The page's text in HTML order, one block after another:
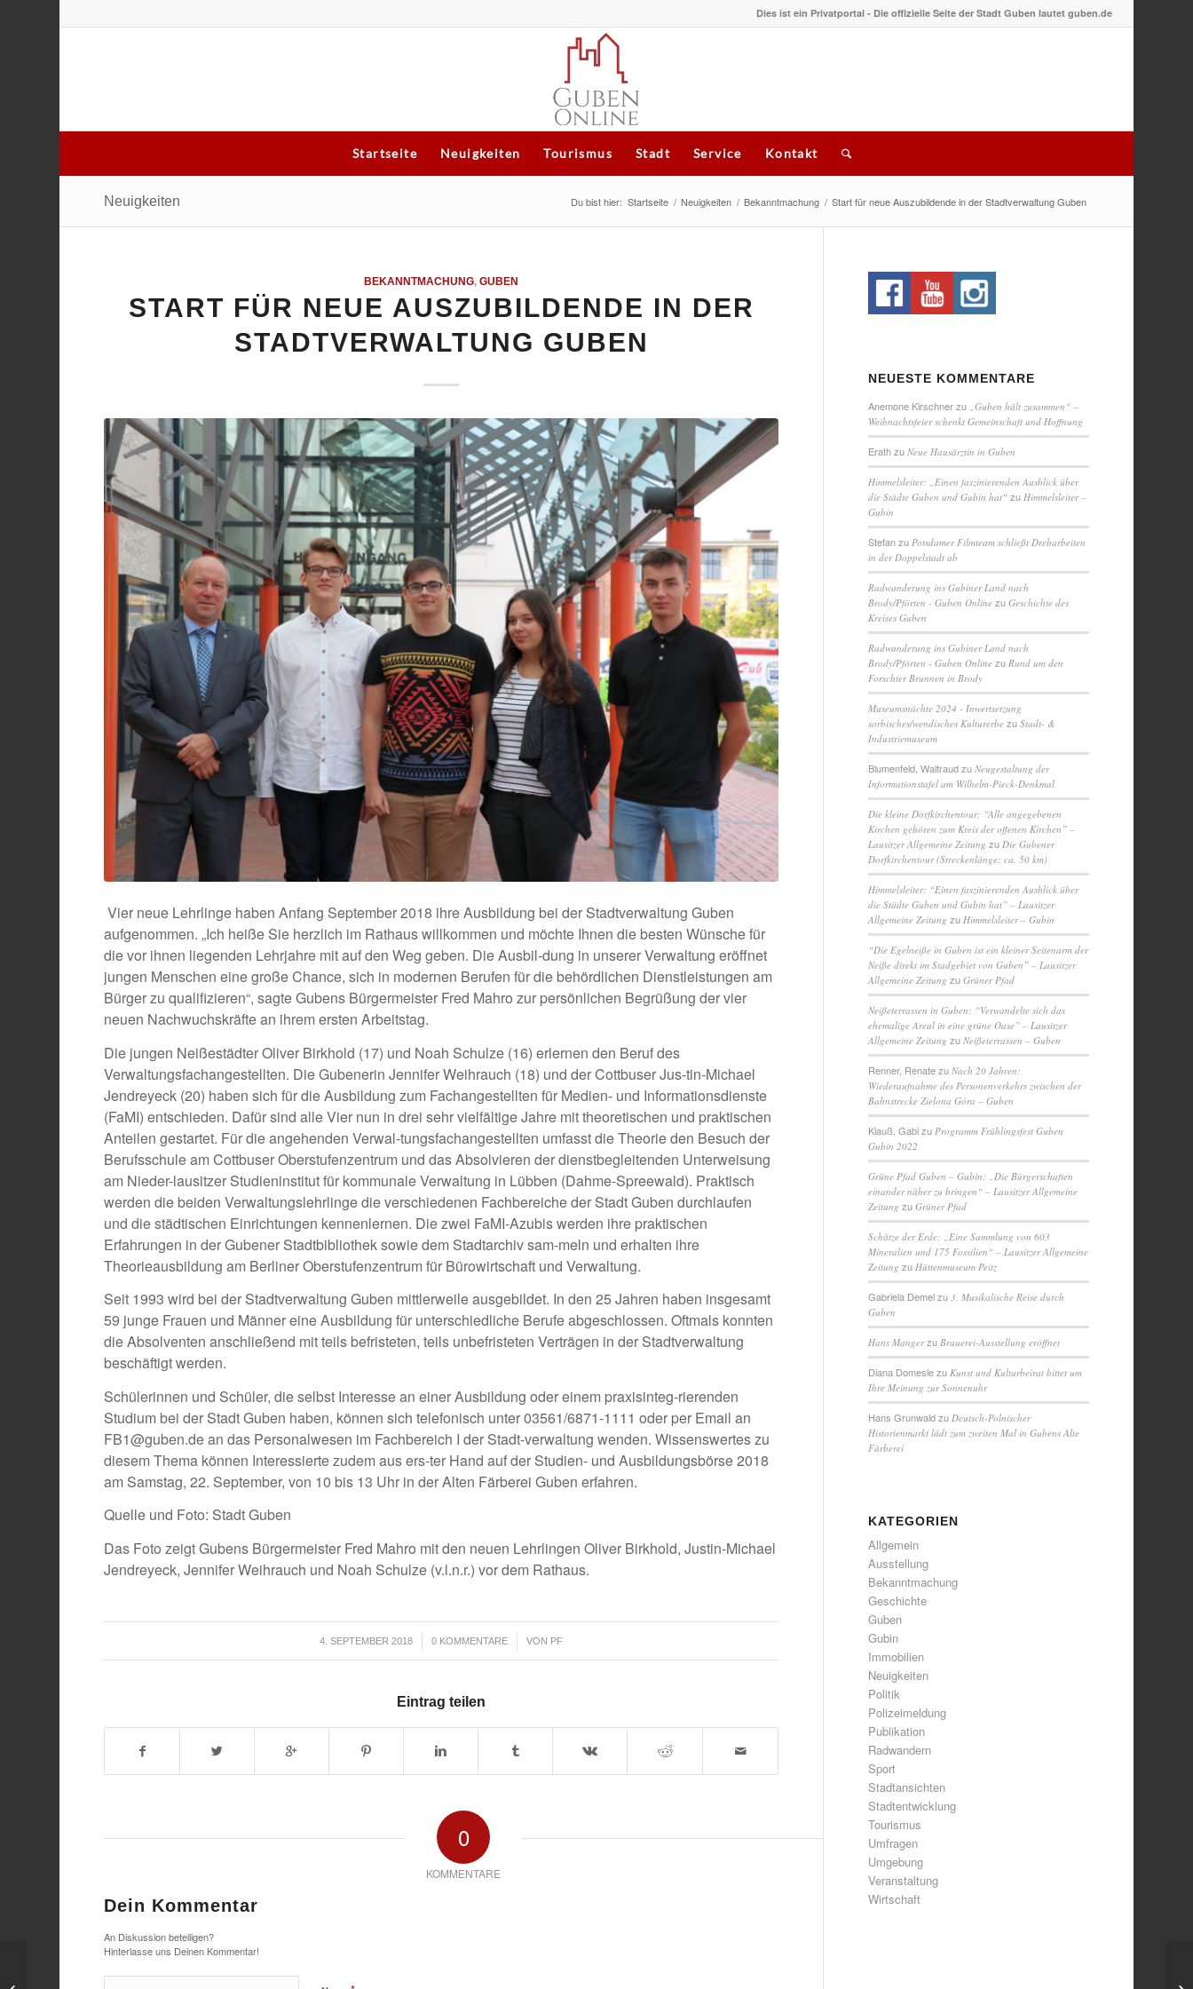
Dies ist ein Privatportal - Die offizielle Seite der Stadt Guben lautet guben.de
Startseite Neuigkeiten Tourismus Stadt Service Kontakt
Neuigkeiten Du bist hier: Startseite / Neuigkeiten / Bekanntmachung / Start für neue Auszubildende in der Stadtverwaltung Guben
BEKANNTMACHUNG,GUBEN
START FÜR NEUE AUSZUBILDENDE IN DER
STADTVERWALTUNG GUBEN
Vier neue Lehrlinge haben Anfang September 2018 ihre Ausbildung bei der Stadtverwaltung Guben
aufgenommen. „Ich heiße Sie herzlich im Rathaus willkommen und möchte Ihnen die besten Wünsche für
die vor ihnen liegenden Lehrjahre mit auf den Weg geben. Die Ausbil-dung in unserer Verwaltung eröffnet
jungen Menschen eine große Chance, sich in modernen Berufen für die behördlichen Dienstleistungen am
Bürger zu qualifizieren“, sagte Gubens Bürgermeister Fred Mahro zur persönlichen Begrüßung der vier
neuen Nachwuchskräfte an ihrem ersten Arbeitstag.
Die jungen Neißestädter Oliver Birkhold (17) und Noah Schulze (16) erlernen den Beruf des
Verwaltungsfachangestellten. Die Gubenerin Jennifer Weihrauch (18) und der Cottbuser Jus-tin-Michael
Jendreyeck (20) haben sich für die Ausbildung zum Fachangestellten für Medien- und Informationsdienste
(FaMI) entschieden. Dafür sind alle Vier nun in drei sehr vielfältige Jahre mit theoretischen und praktischen
Anteilen gestartet. Für die angehenden Verwal-tungsfachangestellten umfasst die Theorie den Besuch der
Berufsschule am Cottbuser Oberstufenzentrum und das Absolvieren der dienstbegleitenden Unterweisung
am Nieder-lausitzer Studieninstitut für kommunale Verwaltung in Lübben (Dahme-Spreewald). Praktisch
werden die beiden Verwaltungslehrlinge die verschiedenen Fachbereiche der Stadt Guben durchlaufen
und die städtischen Einrichtungen kennenlernen. Die zwei FaMI-Azubis werden ihre praktischen
Erfahrungen in der Gubener Stadtbibliothek sowie dem Stadtarchiv sam-meln und erhalten ihre
Theorieausbildung am Berliner Oberstufenzentrum für Bürowirtschaft und Verwaltung.
Seit 1993 wird bei der Stadtverwaltung Guben mittlerweile ausgebildet. In den 25 Jahren haben insgesamt
59 junge Frauen und Männer eine Ausbildung für unterschiedliche Berufe abgeschlossen. Oftmals konnten
die Absolventen anschließend mit teils befristeten, teils unbefristeten Verträgen in der Stadtverwaltung
beschäftigt werden.
Schülerinnen und Schüler, die selbst Interesse an einer Ausbildung oder einem praxisinteg-rierenden
Studium bei der Stadt Guben haben, können sich telefonisch unter 03561/6871-1111 oder per Email an
FB1@guben.de an das Personalwesen im Fachbereich I der Stadt-verwaltung wenden. Wissenswertes zu
diesem Thema können Interessierte zudem aus ers-ter Hand auf der Studien- und Ausbildungsbörse 2018
am Samstag, 22. September, von 10 bis 13 Uhr in der Alten Färberei Guben erfahren.
Quelle und Foto: Stadt Guben
Das Foto zeigt Gubens Bürgermeister Fred Mahro mit den neuen Lehrlingen Oliver Birkhold, Justin-Michael
Jendreyeck, Jennifer Weihrauch und Noah Schulze (v.l.n.r.) vor dem Rathaus.
4. SEPTEMBER 2018
/ 0 KOMMENTARE
/ VON PF
Eintrag teilen
0
KOMMENTARE
Dein Kommentar
An Diskussion beteiligen?
Hinterlasse uns Deinen Kommentar!
NEUESTE KOMMENTARE
Anemone Kirschnerzu „Guben hält zusammen“ –
Weihnachtsfeier schenkt Gemeinschaft und Hoffnung
ErathzuNeue Hausärztin in Guben
Himmelsleiter: „Einen faszinierenden Ausblick über
die Städte Guben und Gubin hat“ zu Himmelsleiter –
Gubin
Stefanzu Potsdamer Filmteam schließt Dreharbeiten
in der Doppelstadt ab
Radwanderung ins Gubiner Land nach
Brody/Pförten - Guben Online zuGeschichte des
Kreises Guben
Radwanderung ins Gubiner Land nach
Brody/Pförten - Guben Online zu Rund um den
Forschter Brunnen in Brody
Museumsnächte 2024 - Inwertsetzung
sorbisches/wendisches Kulturerbe zuStadt- &
Industriemuseum
Blumenfeld, WaltraudzuNeugestaltung der
Informationstafel am Wilhelm-Pieck-Denkmal
Die kleine Dorfkirchentour: “Alle angegebenen
Kirchen gehören zum Kreis der offenen Kirchen” –
Lausitzer Allgemeine Zeitung zu Die Gubener
Dorfkirchentour (Streckenlänge: ca. 50 km)
Himmelsleiter: “Einen faszinierenden Ausblick über
die Städte Guben und Gubin hat” – Lausitzer
Allgemeine Zeitung zu Himmelsleiter – Gubin
“Die Egelneiße in Guben ist ein kleiner Seitenarm der
Neiße direkt im Stadgebiet von Guben” – Lausitzer
Allgemeine Zeitung zuGrüner Pfad
Neißeterrassen in Guben: “Verwandelte sich das
ehemalige Areal in eine grüne Oase” – Lausitzer
Allgemeine Zeitung zuNeißeterrassen – Guben
Renner, RenatezuNach 20 Jahren:
Wiederaufnahme des Personenverkehrs zwischen der
Bahnstrecke Zielona Góra – Guben
Klauß, Gabizu Programm Frühlingsfest Guben
Gubin 2022
Grüne Pfad Guben – Gubin: „Die Bürgerschaften
einander näher zu bringen“ – Lausitzer Allgemeine
Zeitung zuGrüner Pfad
Schätze der Erde: „Eine Sammlung von 603
Mineralien und 175 Fossilien“ – Lausitzer Allgemeine
Zeitung zu Hüttenmuseum Peitz
Gabriela Demelzu 3. Musikalische Reise durch
Guben
Hans Mangerzu Brauerei-Ausstellung eröffnet
Diana Domeslezu Kunst und Kulturbeirat bittet um
Ihre Meinung zur Sonnenuhr
Hans Grunwaldzu Deutsch-Polnischer
Historienmarkt lädt zum zweiten Mal in Gubens Alte
Färberei
KATEGORIEN
Allgemein
Ausstellung
Bekanntmachung
Geschichte
Guben
Gubin
Immobilien
Neuigkeiten
Politik
Polizeimeldung
Publikation
Radwandern
Sport
Stadtansichten
Stadtentwicklung
Tourismus
Umfragen
Umgebung
Veranstaltung
Wirtschaft